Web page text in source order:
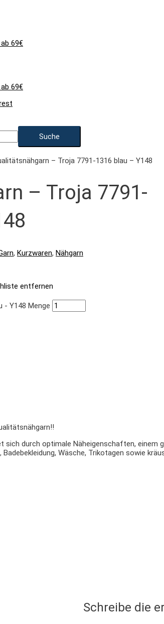
69€
69€
– Troja 7791-1316 blau – Y148
– Troja 7791-
, Kurzwaren, Nähgarn
entfernen
- Y148 Menge
durch optimale Näheigenschaften, einem
Badebekleidung, Wäsche, Trikotagen sowie
Schreibe die